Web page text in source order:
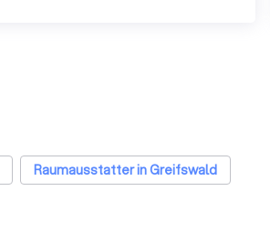
Raumausstatter in Greifswald